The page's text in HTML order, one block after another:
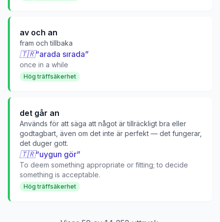
av och an
fram och tillbaka
🇹🇷“arada sırada”
once in a while
Hög träffsäkerhet
det går an
Används för att säga att något är tillräckligt bra eller
godtagbart, även om det inte är perfekt — det fungerar,
det duger gott.
🇹🇷“uygun gör”
To deem something appropriate or fitting; to decide
something is acceptable.
Hög träffsäkerhet